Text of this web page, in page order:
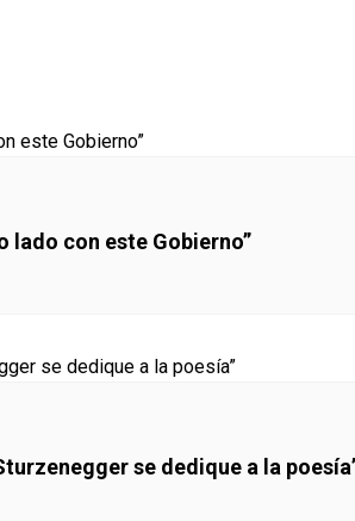
lado con este Gobierno”
se dedique a la